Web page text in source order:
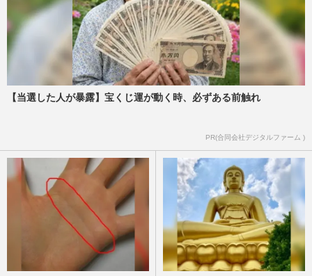
週刊女性2026年1月6日・13日号 2026/1/1
《命を守る真冬の健康法》82歳を迎えた加
トちゃんを守る！妻・綾菜さんが徹底する
「真冬の健康法」ぽかぽか…
週刊女性2025年12月23日号 2025/12/21
《インフル＆コロナ流行警報》重症化を防
感染した人も要注意
週刊女性2025年12月16日号 2025/12/4
【当選した人が暴露】宝くじ運が動く時、必ずある前触れ
PR(合同会社デジタルファーム )